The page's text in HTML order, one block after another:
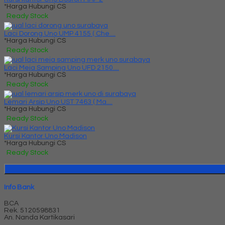
*Harga Hubungi CS
Ready Stock
Laci Dorong Uno UMP 4155 ( Che....
*Harga Hubungi CS
Ready Stock
Laci Meja Samping Uno UFD 2150....
*Harga Hubungi CS
Ready Stock
Lemari Arsip Uno UST 7463 ( Ma....
*Harga Hubungi CS
Ready Stock
Kursi Kantor Uno Madison
*Harga Hubungi CS
Ready Stock
Info Bank
BCA
Rek. 5120598831
An. Nanda Kartikasari